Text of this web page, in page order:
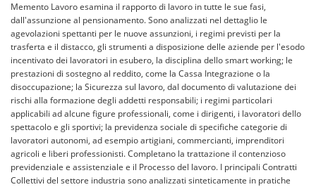
Memento Lavoro esamina il rapporto di lavoro in tutte le sue fasi,
dall'assunzione al pensionamento. Sono analizzati nel dettaglio le
agevolazioni spettanti per le nuove assunzioni, i regimi previsti per la
trasferta e il distacco, gli strumenti a disposizione delle aziende per l'esodo
incentivato dei lavoratori in esubero, la disciplina dello smart working; le
prestazioni di sostegno al reddito, come la Cassa Integrazione o la
disoccupazione; la Sicurezza sul lavoro, dal documento di valutazione dei
rischi alla formazione degli addetti responsabili; i regimi particolari
applicabili ad alcune figure professionali, come i dirigenti, i lavoratori dello
spettacolo e gli sportivi; la previdenza sociale di specifiche categorie di
lavoratori autonomi, ad esempio artigiani, commercianti, imprenditori
agricoli e liberi professionisti. Completano la trattazione il contenzioso
previdenziale e assistenziale e il Processo del lavoro. I principali Contratti
Collettivi del settore industria sono analizzati sinteticamente in pratiche